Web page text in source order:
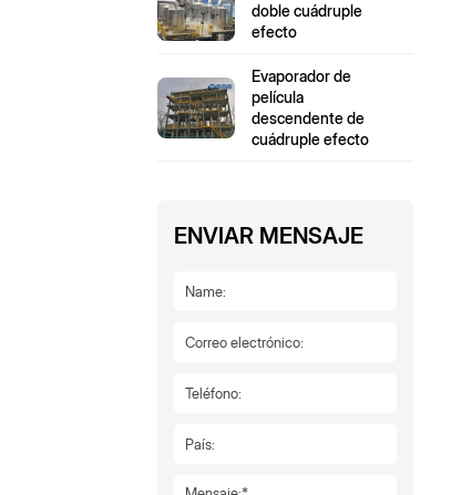
doble cuádruple
efecto
Evaporador de
película
descendente de
cuádruple efecto
ENVIAR MENSAJE